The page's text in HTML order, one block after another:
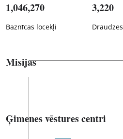
1,046,270
Baznīcas locekļi
3,220
Draudzes
Misijas
Ģimenes vēstures centri